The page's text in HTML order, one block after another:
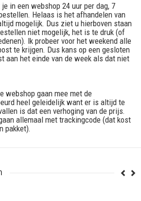
in een webshop 24 uur per dag, 7
Helaas is het afhandelen van
mogelijk. Dus ziet u hierboven staan
niet mogelijk, het is te druk (of
Ik probeer voor het weekend alle
te krijgen. Dus kans op een gesloten
aan het einde van de week als dat niet
webshop gaan mee met de
heel geleidelijk want er is altijd te
is dat een verhoging van de prijs.
allemaal met trackingcode (dat kost
pakket).